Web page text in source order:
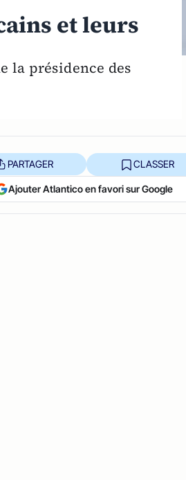
et leurs
la présidence des
PARTAGER CLASSER
Ajouter Atlantico en favori sur Google